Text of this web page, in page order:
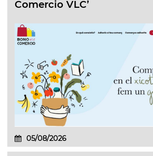
Comercio VLC’
05/08/2026